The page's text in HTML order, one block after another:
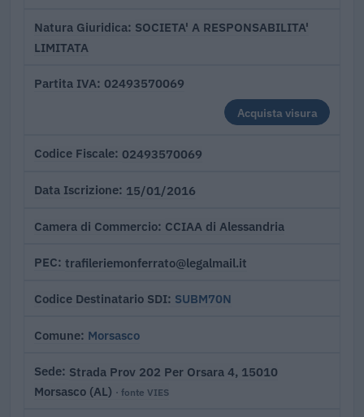
Natura Giuridica SOCIETA' A RESPONSABILITA'
LIMITATA
Partita IVA 02493570069
Acquista visura
Codice Fiscale 02493570069
Data Iscrizione 15/01/2016
Camera di Commercio CCIAA di Alessandria
PEC trafileriemonferrato@legalmail.it
Codice Destinatario SDI SUBM70N
Comune Morsasco
Sede Strada Prov 202 Per Orsara 4, 15010
Morsasco (AL) · fonte VIES